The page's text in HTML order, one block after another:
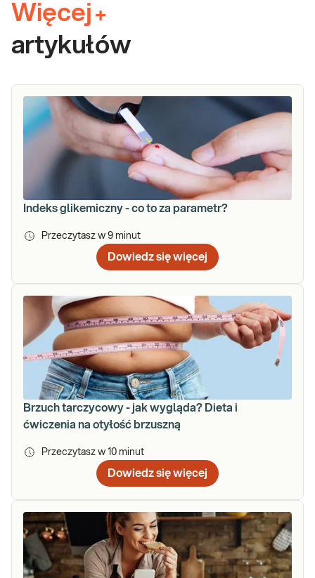
Więcej +
artykułów
Indeks glikemiczny - co to za parametr?
Przeczytasz w 9 minut
Dowiedz się więcej
Brzuch tarczycowy - jak wygląda? Dieta i
ćwiczenia na otyłość brzuszną
Przeczytasz w 10 minut
Dowiedz się więcej